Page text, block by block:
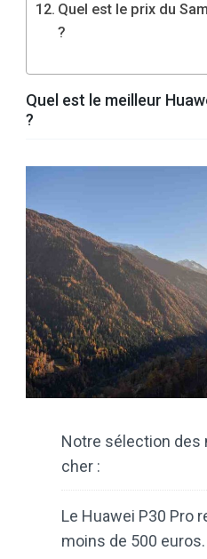
Quel est le prix du
?
Quel est le meilleur
?
Notre sélection des
cher :
Le Huawei P30 Pro
moins de 500 euros.